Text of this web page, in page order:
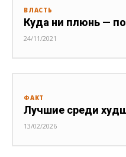
ВЛАСТЬ
Куда ни плюнь —
24/11/2021
ФАКТ
Лучшие среди
13/02/2026